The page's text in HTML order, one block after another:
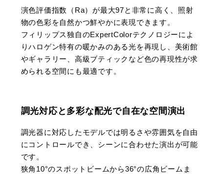
演色評価指数（Ra）が最大97と非常に高く、照射
物の色彩を自然かつ鮮やかに表現できます​。
フィリップス独自のExpertColorテクノロジーによ
りハロゲン特有の暖かみのある光を再現し、美術館
やギャラリー、高級ブティックなど色の再現性が求
められる空間にも最適です。
調光対応と多彩な配光で自在な空間演出
調光器に対応したモデルでは明るさや雰囲気を自由
にコントロールでき、シーンに合わせた演出が可能
です。
狭角10°のスポットビームから36°の広角ビームま